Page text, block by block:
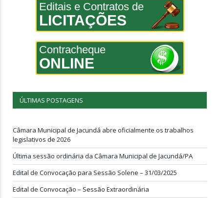
Editais e Contratos de
LICITAÇÕES
Contracheque
ONLINE
ÚLTIMAS POSTAGENS
Câmara Municipal de Jacundá abre oficialmente os trabalhos
legislativos de 2026
Última sessão ordinária da Câmara Municipal de Jacundá/PA
Edital de Convocação para Sessão Solene – 31/03/2025
Edital de Convocação – Sessão Extraordinária